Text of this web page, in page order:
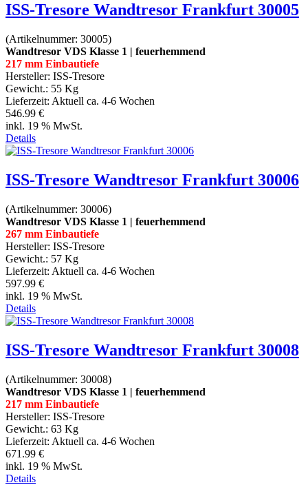
ISS-Tresore Wandtresor Frankfurt 30005
(Artikelnummer: 30005)
Wandtresor VDS Klasse 1 | feuerhemmend
217 mm Einbautiefe
Hersteller: ISS-Tresore
Gewicht.: 55 Kg
Lieferzeit: Aktuell ca. 4-6 Wochen
546.99 €
inkl. 19 % MwSt.
Details
ISS-Tresore Wandtresor Frankfurt 30006
(Artikelnummer: 30006)
Wandtresor VDS Klasse 1 | feuerhemmend
267 mm Einbautiefe
Hersteller: ISS-Tresore
Gewicht.: 57 Kg
Lieferzeit: Aktuell ca. 4-6 Wochen
597.99 €
inkl. 19 % MwSt.
Details
ISS-Tresore Wandtresor Frankfurt 30008
(Artikelnummer: 30008)
Wandtresor VDS Klasse 1 | feuerhemmend
217 mm Einbautiefe
Hersteller: ISS-Tresore
Gewicht.: 63 Kg
Lieferzeit: Aktuell ca. 4-6 Wochen
671.99 €
inkl. 19 % MwSt.
Details